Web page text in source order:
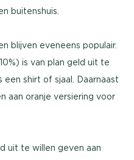
buitenshuis.
blijven eveneens populair.
is van plan geld uit te
een shirt of sjaal. Daarnaast
aan oranje versiering voor
uit te willen geven aan